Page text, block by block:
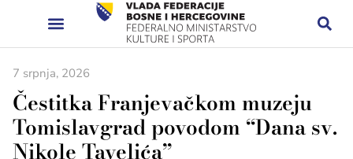
7 srpnja, 2026
Čestitka Franjevačkom muzeju
Tomislavgrad povodom “Dana sv.
Nikole Tavelića”